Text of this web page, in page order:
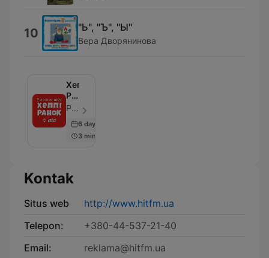
10 "Ь", "Ъ", "Ы"
Вера Дворянинова
Хеппі
Ранок
на
FM
Рома Мельник, Марина Войцеховська, Аліна Кош, hitfm.ua - Episode 50
6 days ago
3 min
Kontak
Situs web
http://www.hitfm.ua
Telepon:
+380-44-537-21-40
Email:
reklama@hitfm.ua